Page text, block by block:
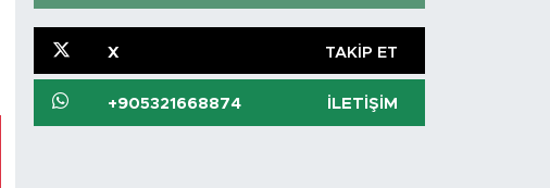
X TAKIP ET
+905321668874 İLETIŞIM